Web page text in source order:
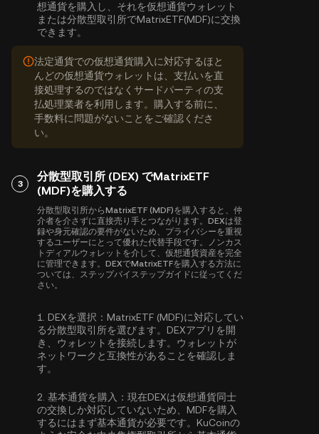
想通貨を購入し、それを仮想通貨ウォレット
または分散型取引所でMatrixETF(MDF)に交換
できます。
法定通貨での仮想通貨購入に対応するほと
んどの仮想通貨ウォレットは、支払いを直
接処理するのではなくサードパーティの支
払処理業者を利用します。購入する前に、
手数料に問題がないことをご確認くださ
い。
3
分散型取引所 (DEX) でMatrixETF
(MDF)を購入する
分散型取引所からMatrixETF (MDF)を購入すると、仲
介者を介さずに直接売り手とつながります。DEXは登
録や身元確認の要件がないため、プライバシーを重視
するユーザーにとって優れた代替手段です。ノンカス
トディアルウォレットを介して、仮想通貨資産を完全
に管理できます。DEXでMatrixETFを購入する方法に
ついては、ステップバイステップガイドに従ってくだ
さい。
1. DEXを選択： MatrixETF (MDF)に対応してい
る分散型取引所を選びます。DEXアプリを開
き、ウォレットを接続します。ウォレットが
ネットワークと互換性があることを確認しま
す。
2. 基本通貨を購入： 現在DEXは仮想通貨同士
の交換しか対応していないため、MDFを購入
するにはまず基本通貨が必要です。KuCoinの